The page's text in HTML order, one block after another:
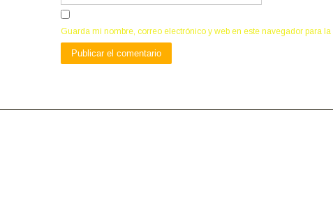
Guarda mi nombre, correo electrónico y web en este navegador para